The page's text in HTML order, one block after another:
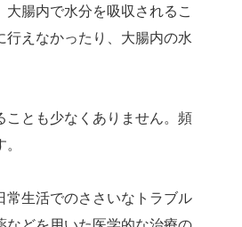
腸内で水分を吸収されるこ
えなかったり、大腸内の水
ことも少なくありません。頻
生活でのささいなトラブル